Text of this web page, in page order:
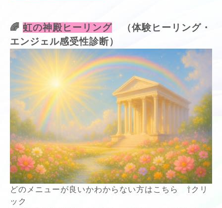
🌈 虹の神殿ヒーリング （体験ヒーリング・
エンジェル感受性診断）
どのメニューが良いかわからない方はこちら ⇧クリ
ック